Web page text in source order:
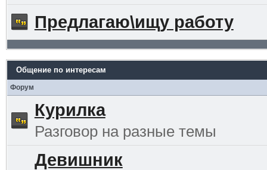
Предлагаю\ищу работу
Общение по интересам
Форум
Курилка
Разговор на разные темы
Девишник